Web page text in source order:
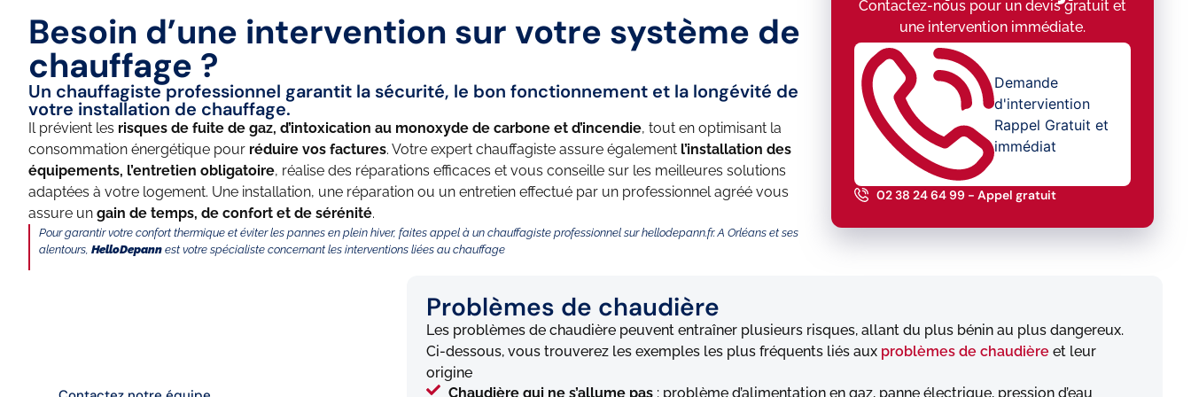
Besoin d’une intervention sur votre système de
chauffage ?
Un chauffagiste professionnel garantit la sécurité, le bon fonctionnement et la longévité de
votre installation de chauffage.
Il prévient les risques de fuite de gaz, d’intoxication au monoxyde de carbone et d’incendie, tout en optimisant la
consommation énergétique pour réduire vos factures. Votre expert chauffagiste assure également l’installation des
équipements, l’entretien obligatoire, réalise des réparations efficaces et vous conseille sur les meilleures solutions
adaptées à votre logement. Une installation, une réparation ou un entretien effectué par un professionnel agréé vous
assure un gain de temps, de confort et de sérénité.
Pour garantir votre confort thermique et éviter les pannes en plein hiver, faites appel à un chauffagiste professionnel sur hellodepann.fr. A Orléans et ses
alentours, HelloDepann est votre spécialiste concernant les interventions liées au chauffage
Contactez-nous pour un devis gratuit et
une intervention immédiate.
Demande
d'interviention
Rappel Gratuit et
immédiat
02 38 24 64 99 - Appel gratuit
Problèmes de chaudière
Les problèmes de chaudière peuvent entraîner plusieurs risques, allant du plus bénin au plus dangereux.
Ci-dessous, vous trouverez les exemples les plus fréquents liés aux problèmes de chaudièreet leur
origine
Chaudière qui ne s’allume pas: problème d’alimentation en gaz, panne électrique, pression d’eau